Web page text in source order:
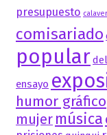
presupuesto
comisariado
popular
ensayo
humor gráfico
mujer música